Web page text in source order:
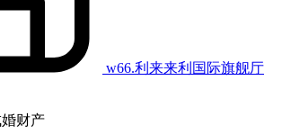
w66.利来来利国际旗舰厅
财产